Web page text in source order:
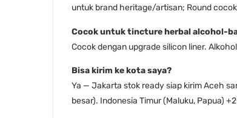
untuk brand heritage/artisan; Round
Cocok untuk tincture herbal alcohol-
Cocok dengan upgrade silicon liner.
Bisa kirim ke kota saya?
Ya — Jakarta stok ready siap kirim Aceh
besar). Indonesia Timur (Maluku, Papua)